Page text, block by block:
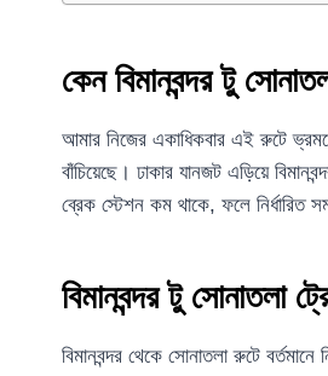
কেন বিমানবন্দর টু
আমার নিজের একাধিকবার এই রুটে
বাঁচিয়েছে। ঢাকার যানজট এড়িয়ে
ব্রেক স্টেশন কম থাকে, ফলে
বিমানবন্দর টু সোনাতলা
বিমানবন্দর থেকে সোনাতলা রুটে